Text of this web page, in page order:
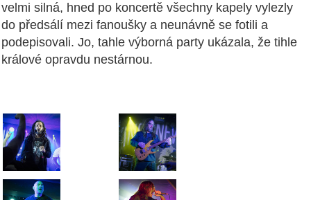
velmi silná, hned po koncertě všechny kapely vylezly
do předsálí mezi fanoušky a neunávně se fotili a
podepisovali. Jo, tahle výborná party ukázala, že tihle
králové opravdu nestárnou.